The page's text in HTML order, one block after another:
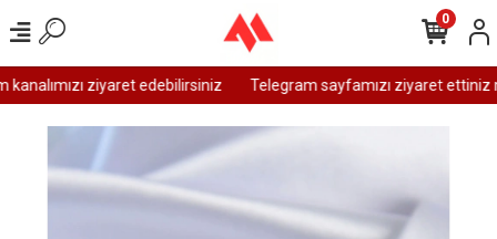
ziyaret edebilirsiniz Telegram sayfamızı ziyaret ettiniz
0